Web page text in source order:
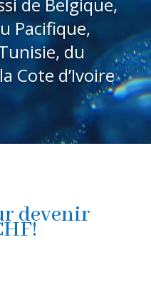
Pacifique,
du
Cote d’Ivoire
devenir